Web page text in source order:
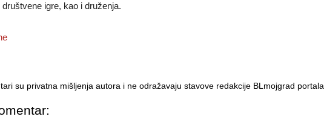
igre, kao i druženja.
su privatna mišljenja autora i ne odražavaju stavove redakcije BLmojgrad portala.